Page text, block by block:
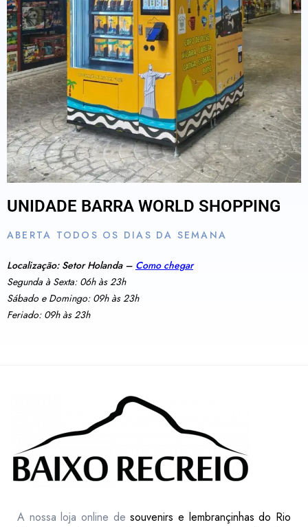
UNIDADE BARRA WORLD SHOPPING
ABERTA TODOS OS DIAS DA SEMANA
Localização: Setor Holanda – Como chegar
Segunda à Sexta: 06h às 23h
Sábado e Domingo: 09h às 23h
Feriado: 09h às 23h
A nossa loja online desouvenirs e lembrançinhas do Rio